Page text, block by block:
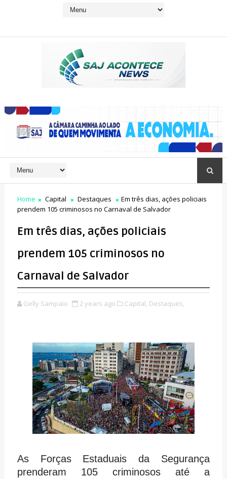
Home Capital Destaques
Em três dias, ações policiais
prendem 105 criminosos no Carnaval de Salvador
Em três dias, ações policiais
prendem 105 criminosos no
Carnaval de Salvador
Gelly Sampaio 2 years ago Capital, Destaques,
As Forças Estaduais da Segurança
prenderam 105 criminosos até a